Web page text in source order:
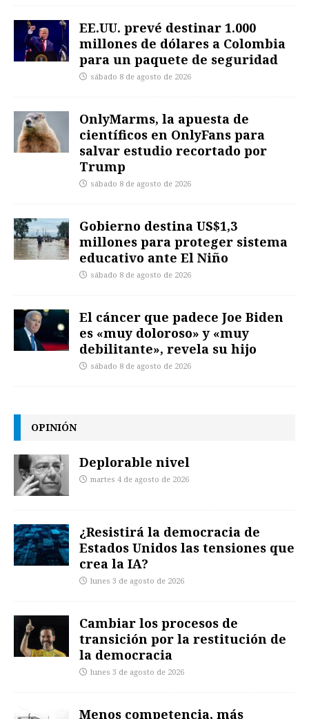
EE.UU. prevé destinar 1.000
millones de dólares a Colombia
para un paquete de seguridad
sábado 8 de agosto de 2026
OnlyMarms, la apuesta de
científicos en OnlyFans para
salvar estudio recortado por
Trump
sábado 8 de agosto de 2026
Gobierno destina US$1,3
millones para proteger sistema
educativo ante El Niño
sábado 8 de agosto de 2026
El cáncer que padece Joe Biden
es «muy doloroso» y «muy
debilitante», revela su hijo
sábado 8 de agosto de 2026
OPINIÓN
Deplorable nivel
martes 4 de agosto de 2026
¿Resistirá la democracia de
Estados Unidos las tensiones que
crea la IA?
lunes 3 de agosto de 2026
Cambiar los procesos de
transición por la restitución de
la democracia
lunes 3 de agosto de 2026
Menos competencia, más